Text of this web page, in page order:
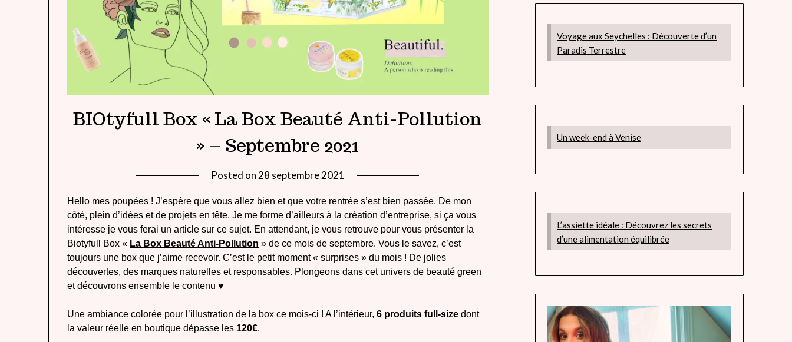
BIOtyfull Box « La Box Beauté Anti-Pollution
» – Septembre 2021
Posted on 28 septembre 2021
heavenly
Hello mes poupées ! J’espère que vous allez bien et que votre rentrée s’est bien passée. De mon
côté, plein d’idées et de projets en tête. Je me forme d’ailleurs à la création d’entreprise, si ça vous
intéresse je vous ferai un article sur ce sujet. En attendant, je vous retrouve pour vous présenter la
Biotyfull Box « La Box Beauté Anti-Pollution » de ce mois de septembre. Vous le savez, c’est
toujours une box que j’aime recevoir. C’est le petit moment « surprises » du mois ! De jolies
découvertes, des marques naturelles et responsables. Plongeons dans cet univers de beauté green
et découvrons ensemble le contenu ♥
Une ambiance colorée pour l’illustration de la box ce mois-ci ! A l’intérieur,6 produits full-size dont
la valeur réelle en boutique dépasse les 120€.
Voyage aux Seychelles : Découverte d’un
Paradis Terrestre
Un week-end à Venise
L’assiette idéale : Découvrez les secrets
d’une alimentation équilibrée